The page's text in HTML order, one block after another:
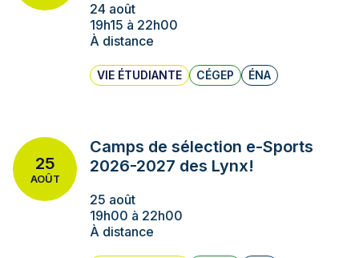
24 août
19h15 à 22h00
À distance
VIE ÉTUDIANTE CÉGEP ÉNA
25
AOÛT
Camps de sélection e-Sports
2026-2027 des Lynx!
25 août
19h00 à 22h00
À distance